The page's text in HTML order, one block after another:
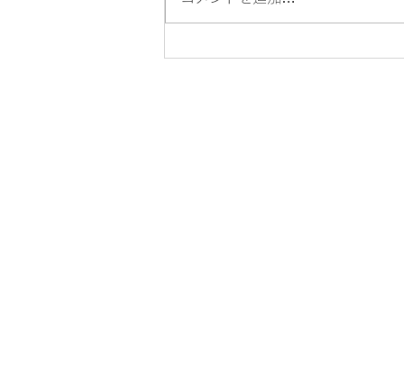
リンクホーム注文住宅の利点